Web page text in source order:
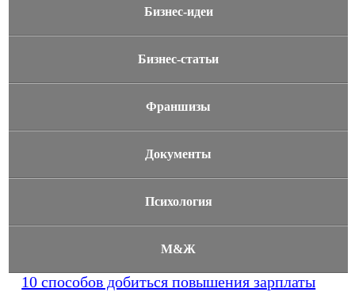
Бизнес-идеи
Бизнес-статьи
Франшизы
Документы
Психология
М&Ж
10 способов добиться повышения зарплаты